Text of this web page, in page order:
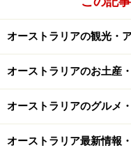
※印の単語は、アメリカの
（使われていた）こともあ
※記事内容は執筆時点のも
ホームページ」を確認す
オーストラリアの観光・
オーストラリアのお土産
オーストラリアのグルメ
オーストラリア最新情報